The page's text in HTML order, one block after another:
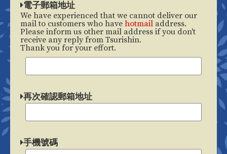
電子郵箱地址
We have experienced that we cannot deliver our
mail to customers who have hotmail address.
Please inform us other mail address if you don't
receive any reply from Tsurishin.
Thank you for your effort.
再次確認郵箱地址
手機號碼